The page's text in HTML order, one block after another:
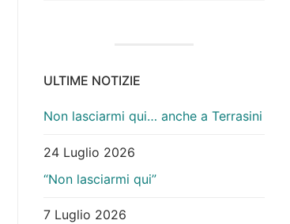
ULTIME NOTIZIE
Non lasciarmi qui… anche a Terrasini
24 Luglio 2026
“Non lasciarmi qui”
7 Luglio 2026